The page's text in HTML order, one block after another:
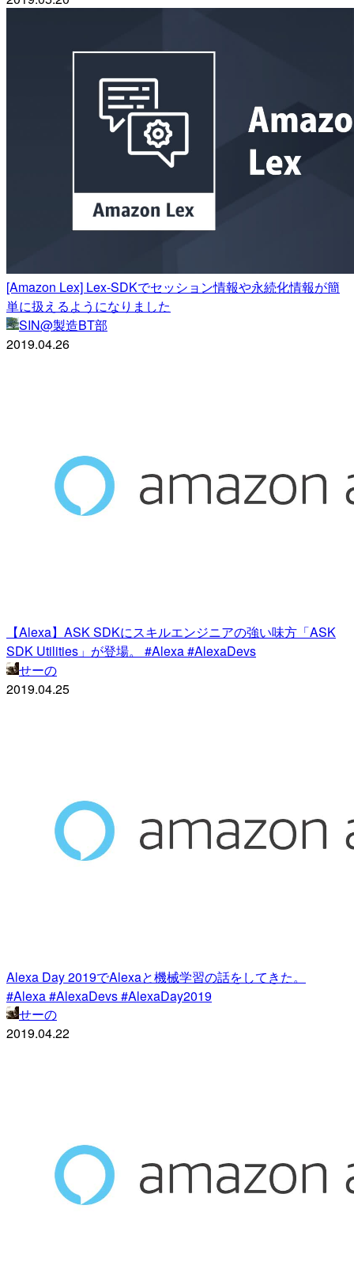
[Amazon Lex] Lex-SDKでセッション情報や永続化情報が簡
単に扱えるようになりました
SIN@製造BT部
2019.04.26
【Alexa】ASK SDKにスキルエンジニアの強い味方「ASK
SDK Utilities」が登場。 #Alexa #AlexaDevs
せーの
2019.04.25
Alexa Day 2019でAlexaと機械学習の話をしてきた。
#Alexa #AlexaDevs #AlexaDay2019
せーの
2019.04.22